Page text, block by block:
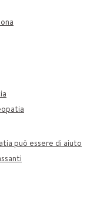
può essere di aiuto